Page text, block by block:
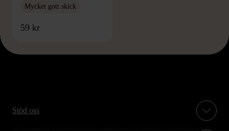
Mycket gott skick
59 kr
Stöd oss